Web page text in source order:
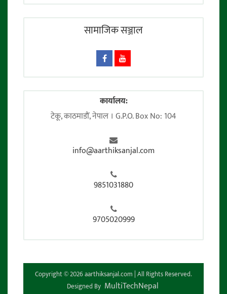
सामाजिक सञ्जाल
कार्यालय:
टेकू, काठमाडाैं, नेपाल । G.P.O. Box No: 104
info@aarthiksanjal.com
9851031880
9705020999
Copyright © 2026 aarthiksanjal.com | All Rights Reserved.
Designed By MultiTechNepal